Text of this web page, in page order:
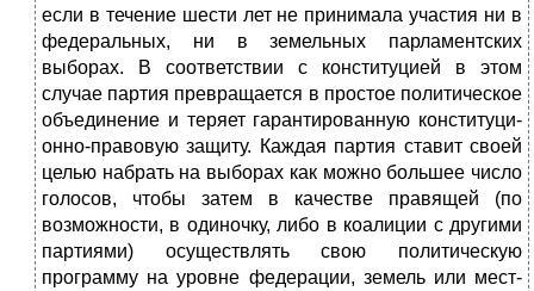
если в течение шести лет не принимала участия ни в
федеральных, ни в земельных парламентских
выборах. В соответствии с конституцией в этом
случае партия превращается в простое политическое
объединение и теряет гарантированную конституци­
онно-правовую защиту. Каждая партия ставит своей
целью набрать на выбо­рах как можно большее число
голосов, чтобы затем в качестве правящей (по
возможности, в одиночку, либо в коалиции с другими
партиями) осуществ­лять свою политическую
программу на уровне федерации, земель или мест­